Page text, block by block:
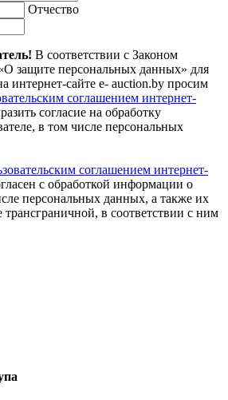
Отчество
В соответствии с Законом
защите персональных данных» для
интернет-сайте e- auction.by просим
соглашением интернет-
согласие на обработку
в том числе персональных
соглашением интернет-
с обработкой информации о
персональных данных, а также их
трансграничной, в соответствии с ним